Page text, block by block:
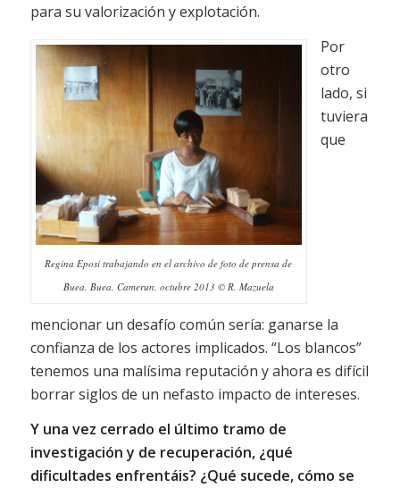
para su valorización y explotación.
Regina Eposi trabajando en el archivo de foto de prensa de
Buea. Buea, Camerun, octubre 2013 © R. Mazuela
Por
otro
lado, si
tuviera
que
mencionar un desafío común sería: ganarse la
confianza de los actores implicados. “Los blancos”
tenemos una malísima reputación y ahora es difícil
borrar siglos de un nefasto impacto de intereses.
Y una vez cerrado el último tramo de
investigación y de recuperación, ¿qué
dificultades enfrentáis? ¿Qué sucede, cómo se